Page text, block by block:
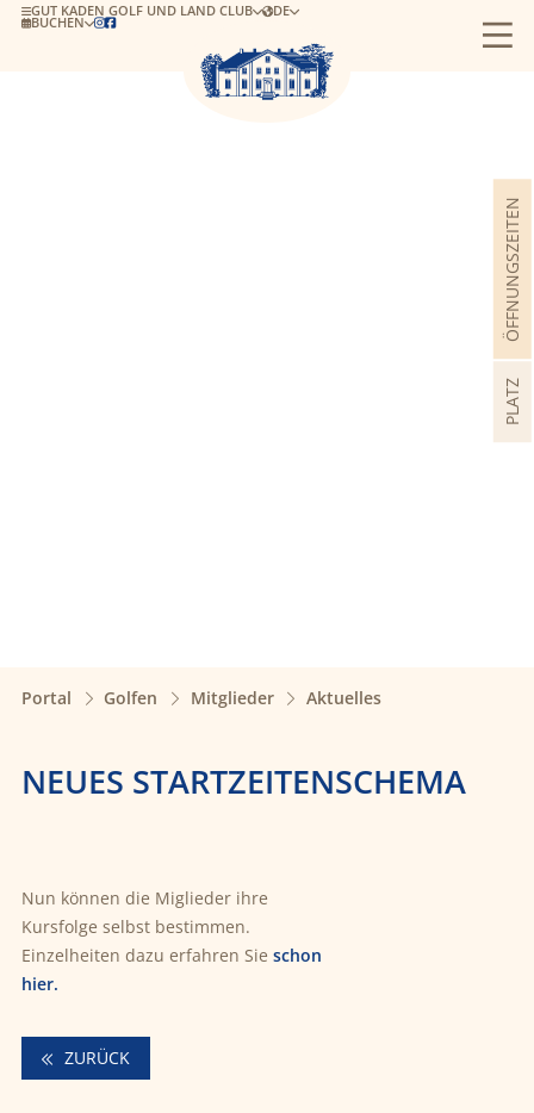
BUCHEN 
GUT KADEN GOLF UND LAND CLUB DE
PLATZ
ÖFFNUNGSZEITEN
Portal Golfen Mitglieder Aktuelles
NEUES STARTZEITENSCHEMA
Nun können die Miglieder ihre
Kursfolge selbst bestimmen.
Einzelheiten dazu erfahren Sie schon
hier.
ZURÜCK